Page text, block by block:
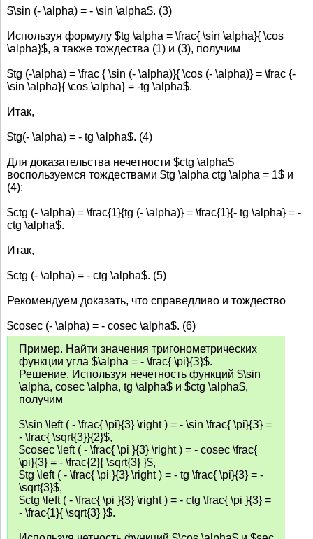
$\sin (- \alpha) = - \sin \alpha$. (3)
Используя формулу $tg \alpha = \frac{ \sin \alpha}{ \cos
\alpha}$, а также тождества (1) и (3), получим
$tg (-\alpha) = \frac { \sin (- \alpha)}{ \cos (- \alpha)} = \frac {-
\sin \alpha}{ \cos \alpha} = -tg \alpha$.
Итак,
$tg(- \alpha) = - tg \alpha$. (4)
Для доказательства нечетности $ctg \alpha$
воспользуемся тождествами $tg \alpha ctg \alpha = 1$ и
(4):
$ctg (- \alpha) = \frac{1}{tg (- \alpha)} = \frac{1}{- tg \alpha} = -
ctg \alpha$.
Итак,
$ctg (- \alpha) = - ctg \alpha$. (5)
Рекомендуем доказать, что справедливо и тождество
$cosec (- \alpha) = - cosec \alpha$. (6)
Пример. Найти значения тригонометрических
функции угла $\alpha = - \frac{ \pi}{З}$.
Решение. Используя нечетность функций $\sin
\alpha, cosec \alpha, tg \alpha$ и $ctg \alpha$,
получим
$\sin \left ( - \frac{ \pi}{3} \right ) = - \sin \frac{ \pi}{З} =
- \frac{ \sqrt{3}}{2}$,
$cosec \left ( - \frac{ \pi }{3} \right ) = - cosec \frac{
\pi}{3} = - \frac{2}{ \sqrt{3} }$,
$tg \left ( - \frac{ \pi }{3} \right ) = - tg \frac{ \pi}{3} = -
\sqrt{3}$,
$ctg \left ( - \frac{ \pi }{3} \right ) = - ctg \frac{ \pi }{3} =
- \frac{1}{ \sqrt{3} }$.